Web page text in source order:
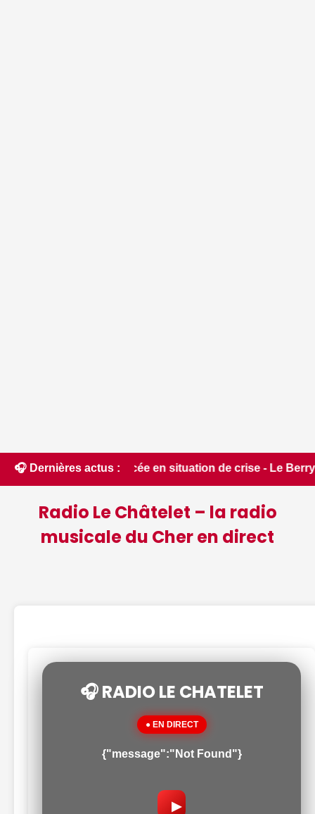
🎧 Dernières actus :
en situation de crise - Le Berry Républicain
Radio Le Châtelet – la radio
musicale du Cher en direct
🎧 RADIO LE CHATELET
● EN DIRECT
{"message":"Not Found"}
▶